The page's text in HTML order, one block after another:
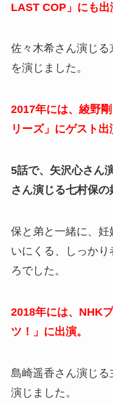
LAST COP」にも出
佐々木希さん演じ
を演じました。
2017年には、綾野
リーズ」にゲスト出
5話で、矢沢心さん
さん演じる七村保の
保と弟と一緒に、
いにくる、しっかり
ろでした。
2018年には、NHK
ツ！」に出演。
島崎遥香さん演じ
演じました。